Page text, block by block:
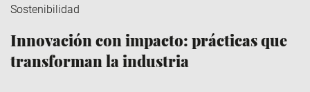
Sostenibilidad
Innovación con impacto: prácticas que
transforman la industria